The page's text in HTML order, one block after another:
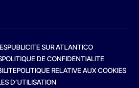
PUBLICITE SUR ATLANTICO
POLITIQUE DE CONFIDENTIALITE
POLITIQUE RELATIVE AUX COOKIES
D’UTILISATION